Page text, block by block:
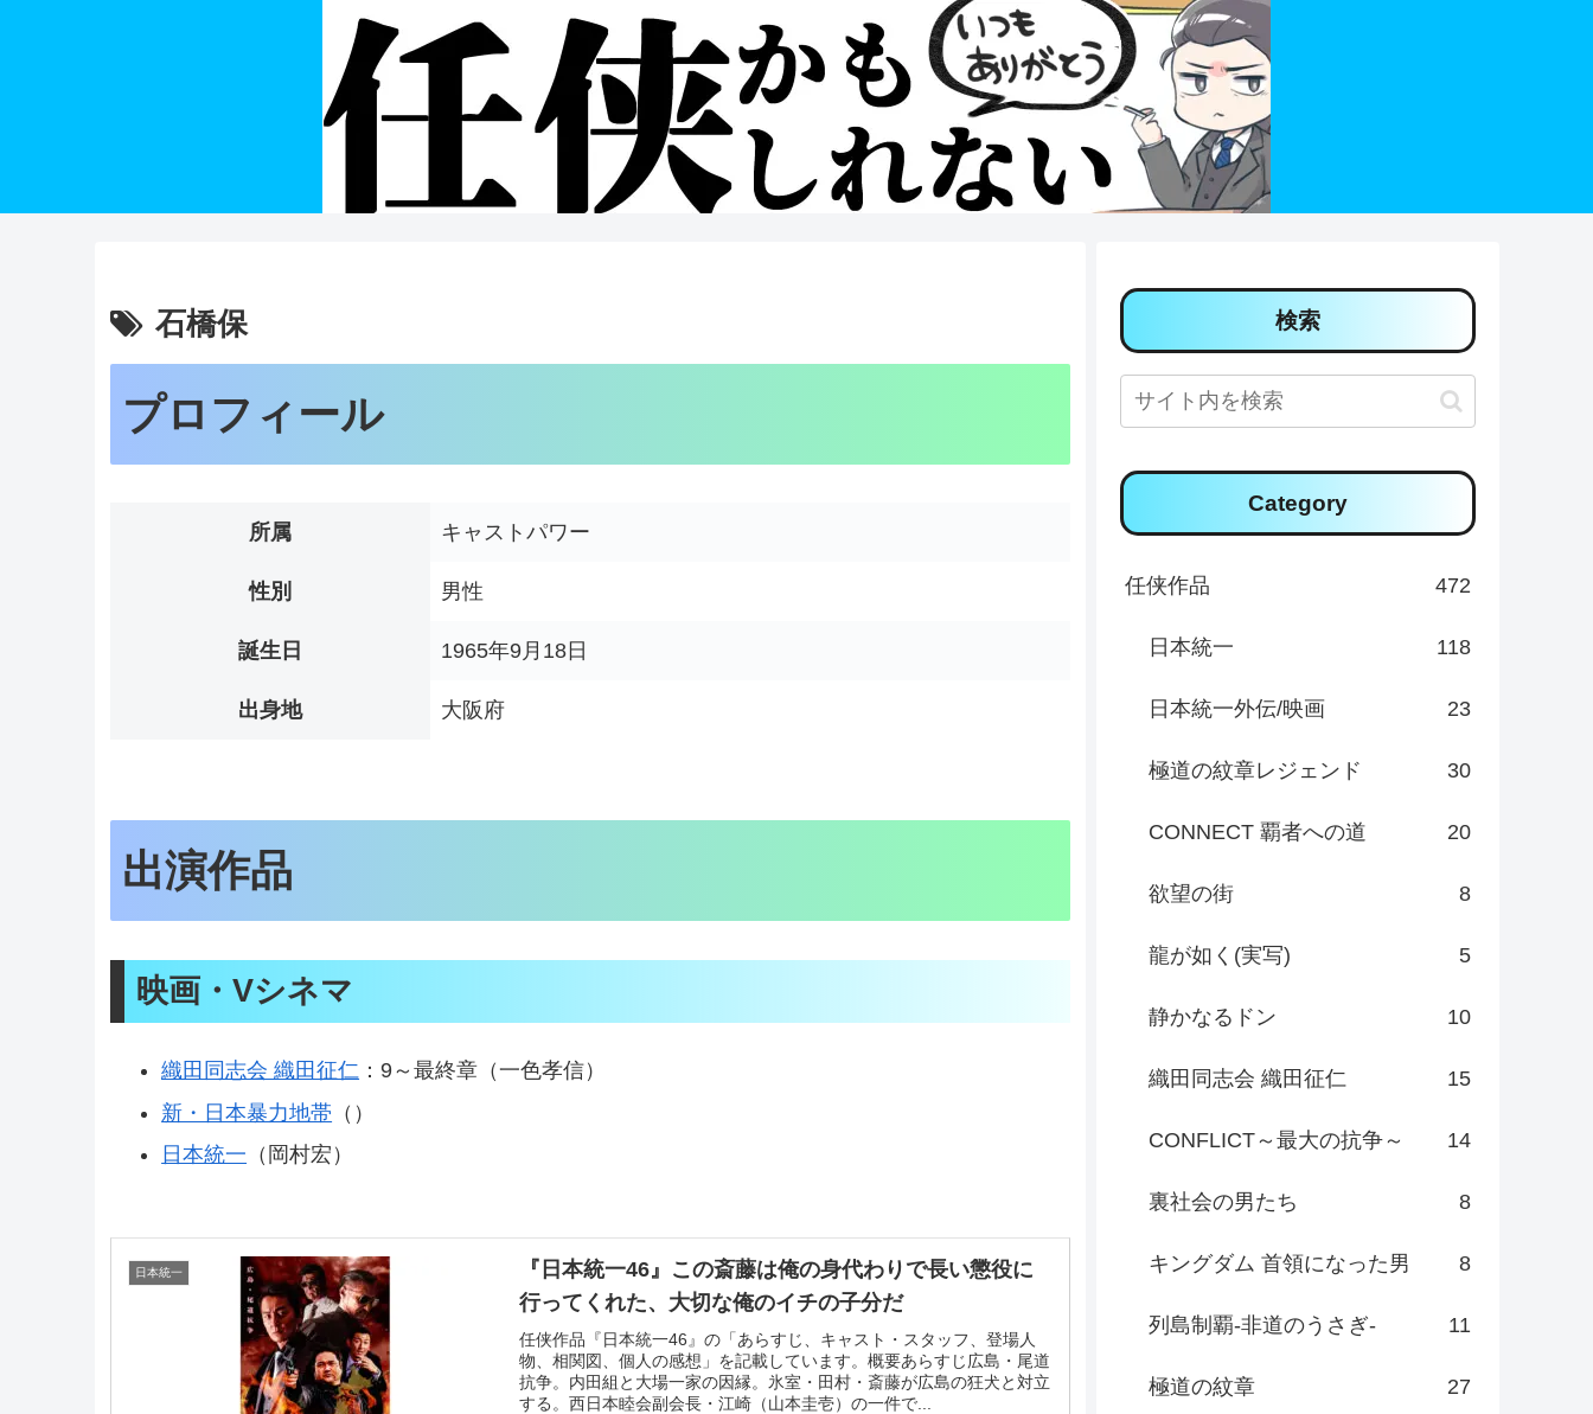
石橋保
プロフィール
所属 キャストパワー
性別 男性
誕生日 1965年9月18日
出身地 大阪府
出演作品
映画・Vシネマ
織田同志会 織田征仁 ：9～最終章（一色孝信）
新・日本暴力地帯 （）
日本統一 （ 岡村宏 ）
日本統一
『日本統一46』この斎藤は俺の身代わりで長い懲役に
行ってくれた、大切な俺のイチの子分だ
任侠作品『日本統一46』の「あらすじ、キャスト・スタッフ、登場人
物、相関図、個人の感想」を記載しています。概要あらすじ広島・尾道
抗争。内田組と大場一家の因縁。氷室・田村・斎藤が広島の狂犬と対立
する。西日本睦会副会長・江崎（山本圭壱）の一件で...
検索
Category
任侠作品 472
日本統一 118
日本統一外伝/映画 23
極道の紋章レジェンド 30
CONNECT 覇者への道 20
欲望の街 8
龍が如く(実写) 5
静かなるドン 10
織田同志会 織田征仁 15
CONFLICT～最大の抗争～ 14
裏社会の男たち 8
キングダム 首領になった男 8
列島制覇-非道のうさぎ- 11
極道の紋章 27